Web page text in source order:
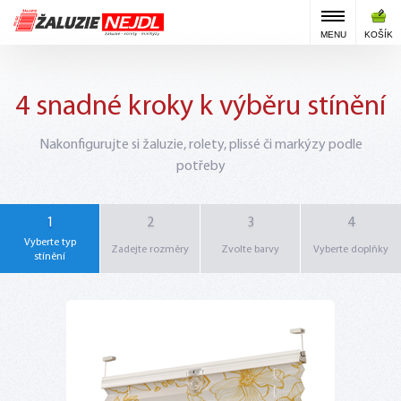
MENU KOŠÍK
4 snadné kroky k výběru stínění
Nakonfigurujte si žaluzie, rolety, plissé či markýzy podle
potřeby
1 2 3 4
Vyberte typ
stínění
Zadejte rozměry Zvolte barvy Vyberte doplňky